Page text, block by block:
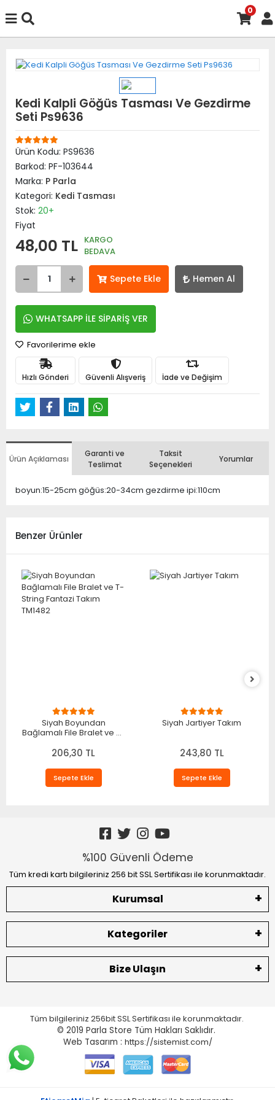
0
Kedi Kalpli Göğüs Tasması Ve Gezdirme
Seti Ps9636
Ürün Kodu: PS9636
Barkod: PF-103644
Marka: P Parla
Kategori: Kedi Tasması
Stok: 20+
Fiyat
48,00 TL KARGO
BEDAVA
Sepete Ekle Hemen Al
WHATSAPP İLE SİPARİŞ VER
Favorilerime ekle
Hızlı Gönderi Güvenli Alışveriş İade ve Değişim
Ürün Açıklaması
Garanti ve
Teslimat
Taksit
Seçenekleri
Yorumlar
boyun:15-25cm göğüs:20-34cm gezdirme ipi:110cm
Benzer Ürünler
Siyah Boyundan
Bağlamalı File Bralet ve T-
TM1482
206,30 TL
Sepete Ekle
Siyah Jartiyer Takım
243,80 TL
Sepete Ekle
%100 Güvenli Ödeme
Tüm kredi kartı bilgileriniz 256 bit SSL Sertifikası ile korunmaktadır.
Kurumsal
Kategoriler
Bize Ulaşın
Tüm bilgileriniz 256bit SSL Sertifikası ile korunmaktadır.
© 2019 Parla Store Tüm Hakları Saklıdır.
Web Tasarım : https://sistemist.com/